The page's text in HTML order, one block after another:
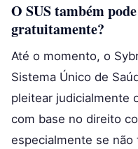
O SUS também
gratuitamente?
Até o momento, o
Sistema Único de
pleitear judicialmente
com base no direito
especialmente se